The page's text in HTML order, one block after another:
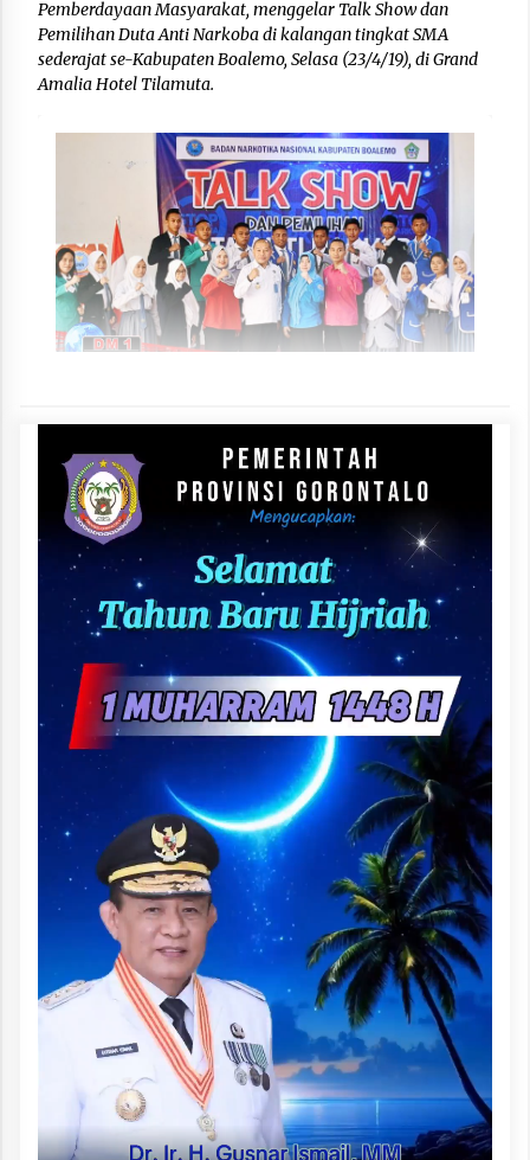
Pemberdayaan Masyarakat, menggelar Talk Show dan
Pemilihan Duta Anti Narkoba di kalangan tingkat SMA
sederajat se-Kabupaten Boalemo, Selasa (23/4/19), di Grand
Amalia Hotel Tilamuta.